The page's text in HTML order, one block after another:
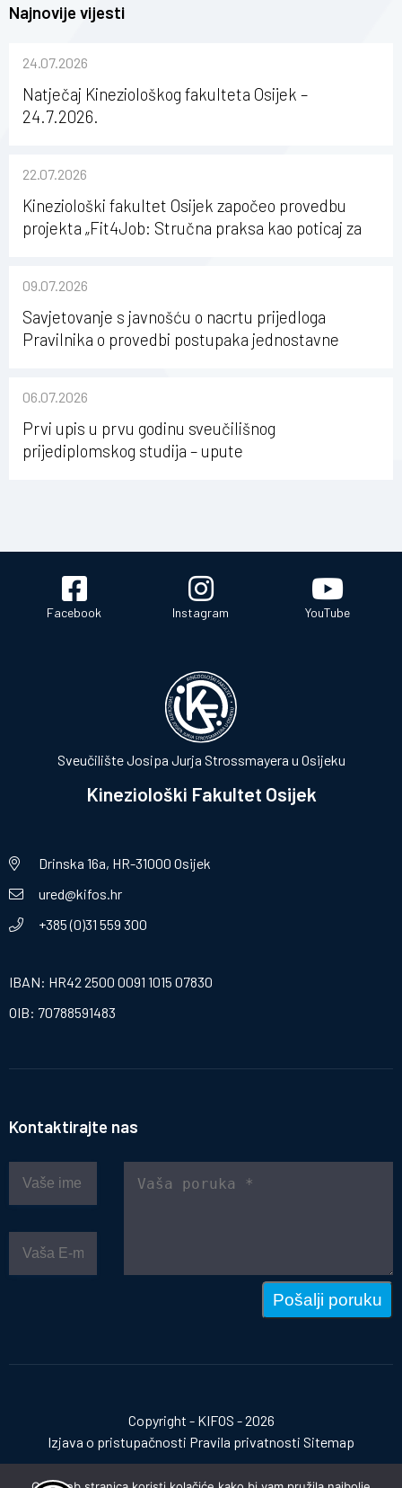
Najnovije vijesti
24.07.2026
Natječaj Kineziološkog fakulteta Osijek –
24.7.2026.
22.07.2026
Kineziološki fakultet Osijek započeo provedbu
projekta „Fit4Job: Stručna praksa kao poticaj za
09.07.2026
Savjetovanje s javnošću o nacrtu prijedloga
Pravilnika o provedbi postupaka jednostavne
Osijeku
06.07.2026
Prvi upis u prvu godinu sveučilišnog
prijediplomskog studija – upute
Facebook Instagram YouTube
Sveučilište Josipa Jurja Strossmayera u Osijeku
Kineziološki Fakultet Osijek
Drinska 16a, HR-31000 Osijek
ured@kifos.hr
+385 (0)31 559 300
IBAN: HR42 2500 0091 1015 07830
OIB: 70788591483
Kontaktirajte nas
Pošalji poruku
Copyright - KIFOS - 2026
Izjava o pristupačnosti Pravila privatnosti Sitemap